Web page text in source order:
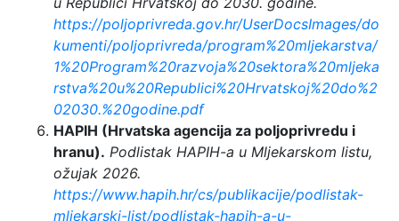
https://poljoprivreda.gov.hr/UserDocsImages/do
kumenti/poljoprivreda/program%20mljekarstva/
1%20Program%20razvoja%20sektora%20mljeka
rstva%20u%20Republici%20Hrvatskoj%20do%2
02030.%20godine.pdf
HAPIH (Hrvatska agencija za poljoprivredu i
hranu). Podlistak HAPIH-a u Mljekarskom listu,
ožujak 2026.
https://www.hapih.hr/cs/publikacije/podlistak-
mljekarski-list/podlistak-hapih-a-u-